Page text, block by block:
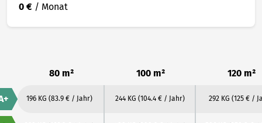
0 € / Monat
80 m² 100 m² 120 m²
196 KG (83.9 € / Jahr) 244 KG (104.4 € / Jahr) 292 KG (125 € /